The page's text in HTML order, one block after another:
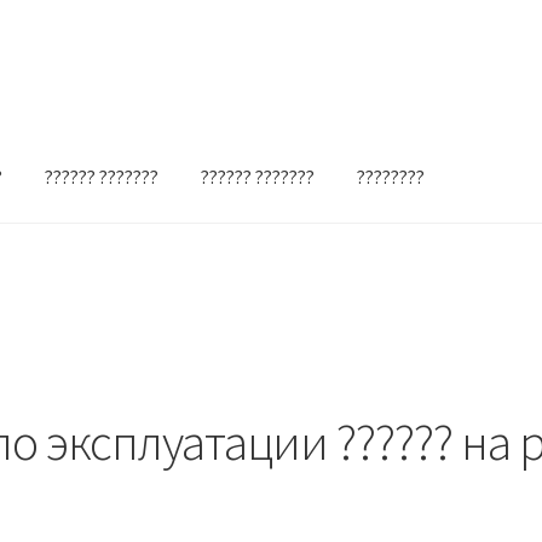
?????? ??????? ?????? ??????? ????????
эксплуатации ?????? на